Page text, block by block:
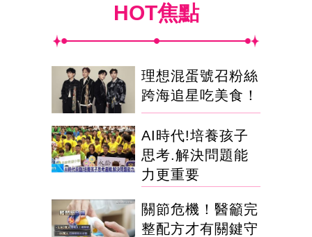
HOT焦點
理想混蛋號召粉絲
跨海追星吃美食！
AI時代!培養孩子
思考.解決問題能
力更重要
關節危機！醫籲完
整配方才有關鍵守